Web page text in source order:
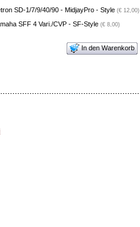
SD-1/7/9/40/90 - MidjayPro - Style (€ 12,00)
SFF 4 Vari./CVP - SF-Style (€ 8,00)
In den Warenkorb